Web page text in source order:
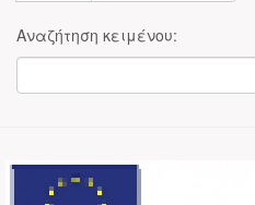
Αναζήτηση κειμένου: